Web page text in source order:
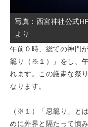
写真：西宮神社公式
より
午前０時、総ての神門
籠り（※１）」をし、
れます。この厳粛な祭
なります。
（※１）「忌籠り」と
めに外界と隔たって慎